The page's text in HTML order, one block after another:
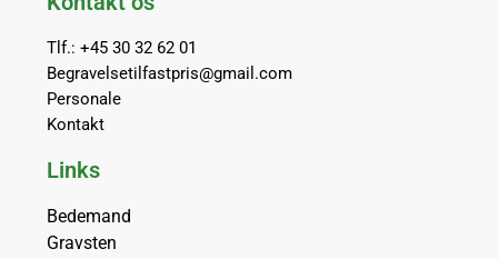
Tlf.: +45 30 32 62 01
Begravelsetilfastpris@gmail.com
Personale
Kontakt
Links
Bedemand
Gravsten